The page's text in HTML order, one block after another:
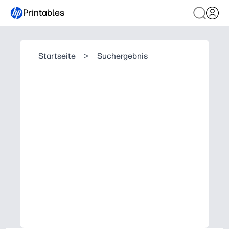
Printables
Startseite > Suchergebnis